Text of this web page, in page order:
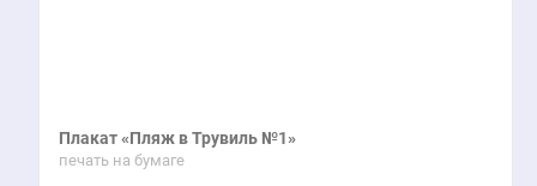
Плакат «Пляж в Трувиль №1»
печать на бумаге